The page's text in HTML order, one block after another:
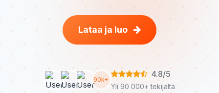
Lataa ja luo
90k+
4.8/5
Yli 90 000+ tekijältä